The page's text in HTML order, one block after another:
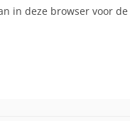
in deze browser voor